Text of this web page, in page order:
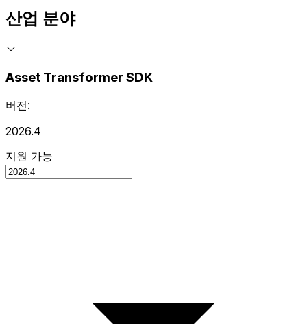
산업 분야
Asset Transformer SDK
버전:
2026.4
지원 가능